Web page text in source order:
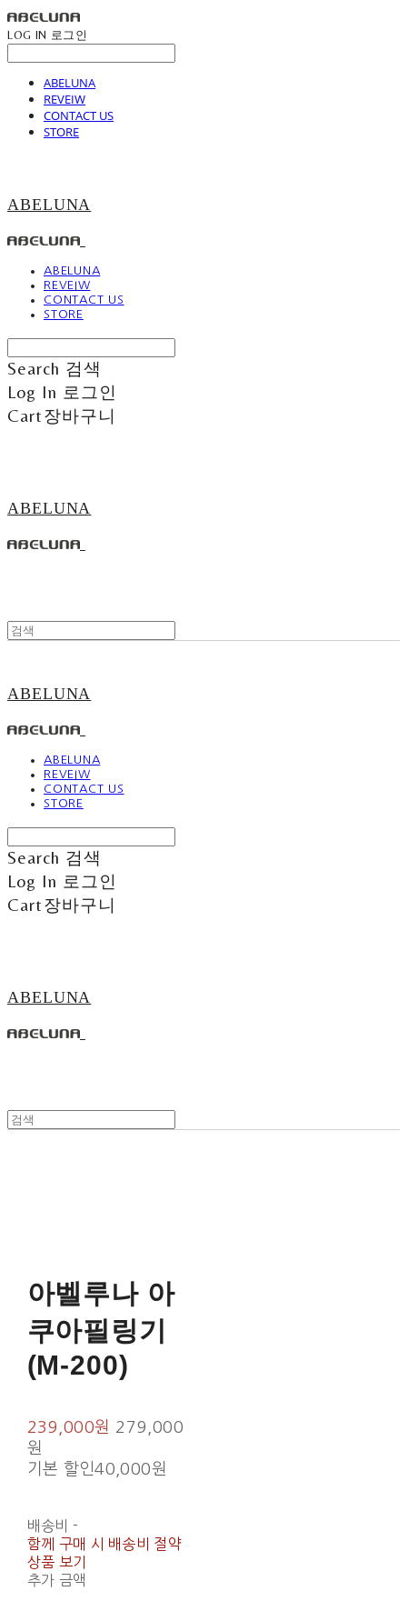
LOG IN 로그인
ABELUNA
REVEIW
CONTACT US
STORE
ABELUNA
ABELUNA
REVEIW
CONTACT US
STORE
Search 검색
Log In 로그인
Cart장바구니
ABELUNA
ABELUNA
ABELUNA
REVEIW
CONTACT US
STORE
Search 검색
Log In 로그인
Cart장바구니
ABELUNA
아벨루나 아
쿠아필링기
(M-200)
239,000원 279,000
원
기본 할인40,000원
배송비 -
함께 구매 시 배송비 절약
상품 보기
추가 금액